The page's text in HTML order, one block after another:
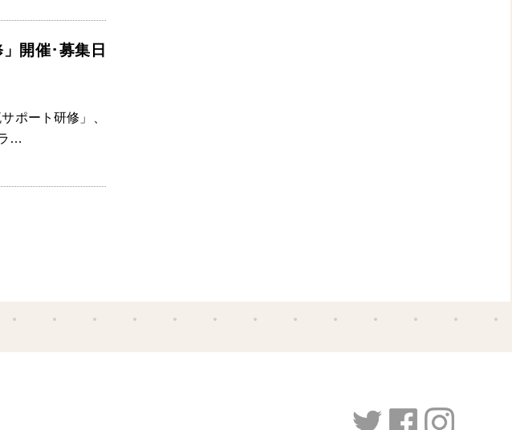
開催･募集日
ポート研修」、
…